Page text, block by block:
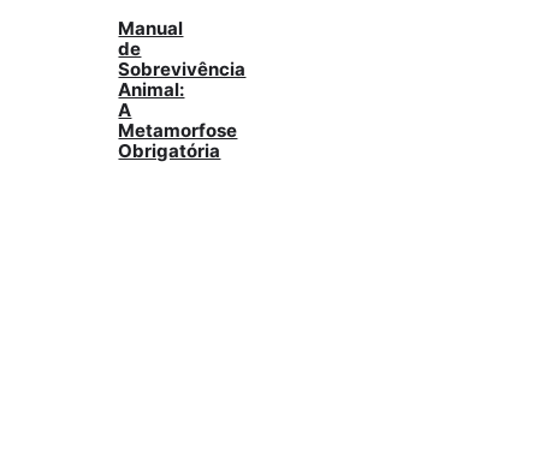
Manual
de
Sobrevivência
Animal:
A
Metamorfose
Obrigatória